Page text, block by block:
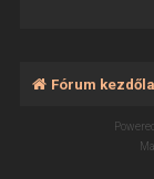
Fórum